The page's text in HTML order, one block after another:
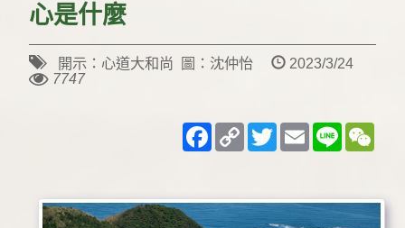
心是什麼
開示：心道大和尚 圖：沈仲怡
2023/3/24
7747
Facebook
Copy
Link
TwitterEmailLine